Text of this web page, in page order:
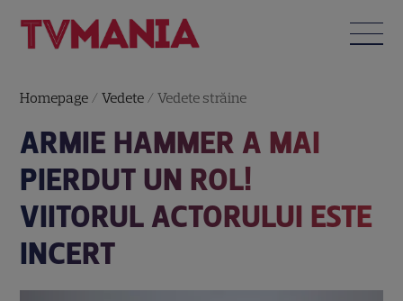
Homepage /Vedete /Vedete străine
ARMIE HAMMER A MAI
PIERDUT UN ROL!
VIITORUL ACTORULUI ESTE
INCERT